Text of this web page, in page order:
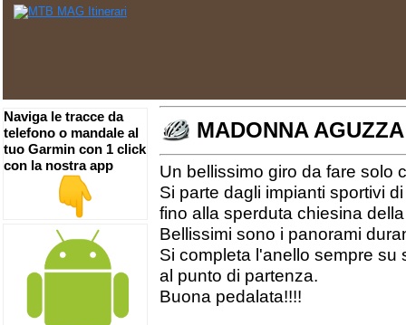
MADONNA AGUZZA
Un bellissimo giro da fare solo
Si parte dagli impianti sportivi
fino alla sperduta chiesina
Bellissimi sono i panorami
Si completa l'anello sempre
al punto di partenza.
Buona pedalata!!!!
Naviga le tracce da
telefono o mandale al
tuo Garmin con 1 click
con la nostra app